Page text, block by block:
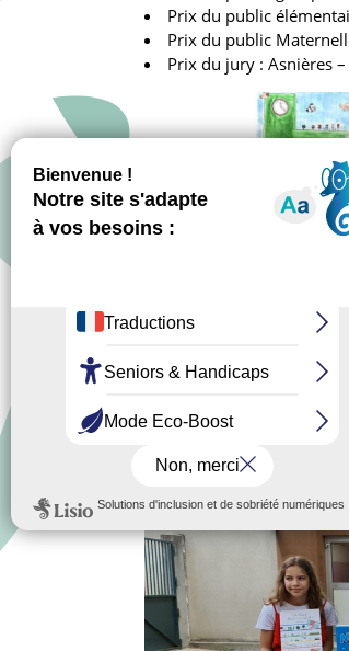
Prix du public
Prix du public
Prix du jury : Asnières
Pour les villes
Bravo à tous !
La remise des prix a eu